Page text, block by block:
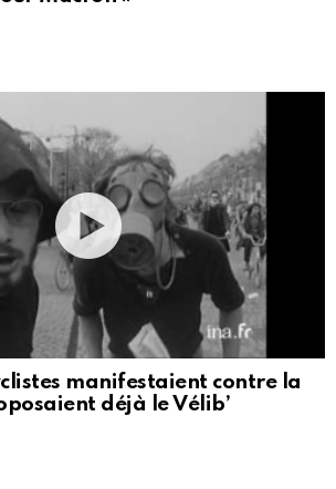
manifestaient contre la
déjà le Vélib’